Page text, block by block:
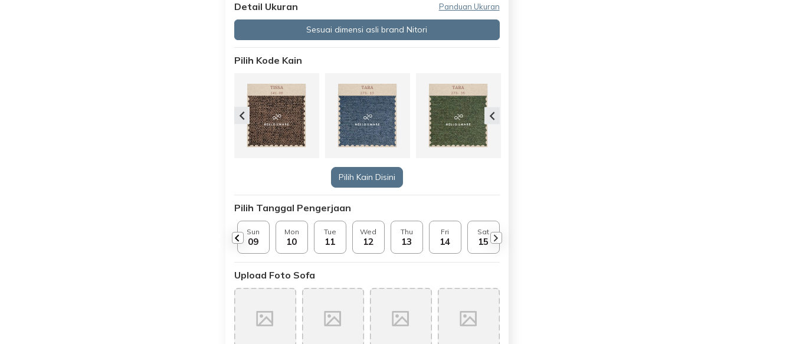
Detail Ukuran Panduan Ukuran
Sesuai dimensi asli brand Nitori
Pilih Kode Kain
Pilih Kain Disini
Pilih Tanggal Pengerjaan
Sun
09
Mon
10
Tue
11
Wed
12
Thu
13
Fri
14
Sat
15
Upload Foto Sofa